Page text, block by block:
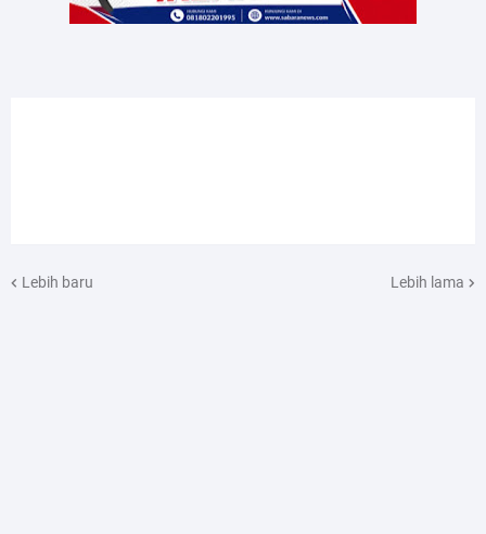
Lebih baru Lebih lama